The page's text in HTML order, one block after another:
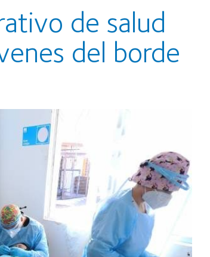
de salud
del borde